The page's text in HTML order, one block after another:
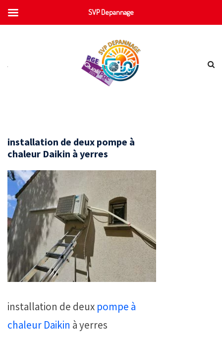
installation de deux pompe à
chaleur Daikin à yerres
installation de deux pompe à
chaleur Daikin à yerres
SVP Depannage